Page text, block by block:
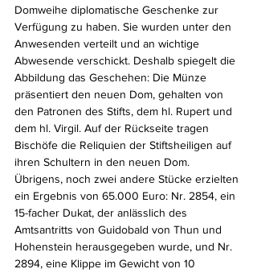
Domweihe diplomatische Geschenke zur
Verfügung zu haben. Sie wurden unter den
Anwesenden verteilt und an wichtige
Abwesende verschickt. Deshalb spiegelt die
Abbildung das Geschehen: Die Münze
präsentiert den neuen Dom, gehalten von
den Patronen des Stifts, dem hl. Rupert und
dem hl. Virgil. Auf der Rückseite tragen
Bischöfe die Reliquien der Stiftsheiligen auf
ihren Schultern in den neuen Dom.
Übrigens, noch zwei andere Stücke erzielten
ein Ergebnis von 65.000 Euro: Nr. 2854, ein
15-facher Dukat, der anlässlich des
Amtsantritts von Guidobald von Thun und
Hohenstein herausgegeben wurde, und Nr.
2894, eine Klippe im Gewicht von 10